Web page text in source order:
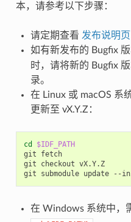
本，请参考以下步骤：
请定期查看 发布说明
如有新发布的 Bugfix 版
时，请将新的 Bugfix
录。
在 Linux 或 macOS 系
更新至 vX.Y.Z：
cd
$IDF_PATH
git
fetch
git
checkout vX.Y.Z
git
submodule update --
在 Windows 系统中，